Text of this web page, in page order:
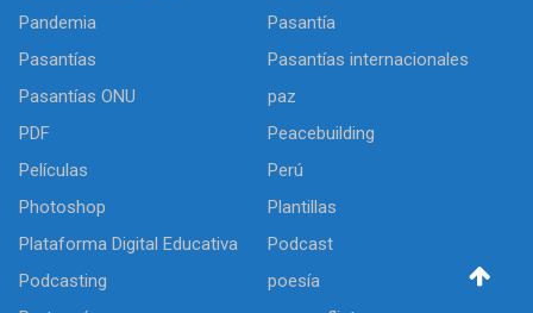
Pandemia
Pasantía
Pasantías
Pasantías internacionales
Pasantías ONU
paz
PDF
Peacebuilding
Películas
Perú
Photoshop
Plantillas
Plataforma Digital Educativa
Podcast
Podcasting
poesía